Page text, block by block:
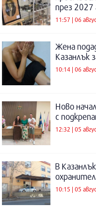
през 2027
11:57 | 06
Жена
Казанлък
10:14 | 06
Ново
с
12:32 | 05
В
10:15 | 05